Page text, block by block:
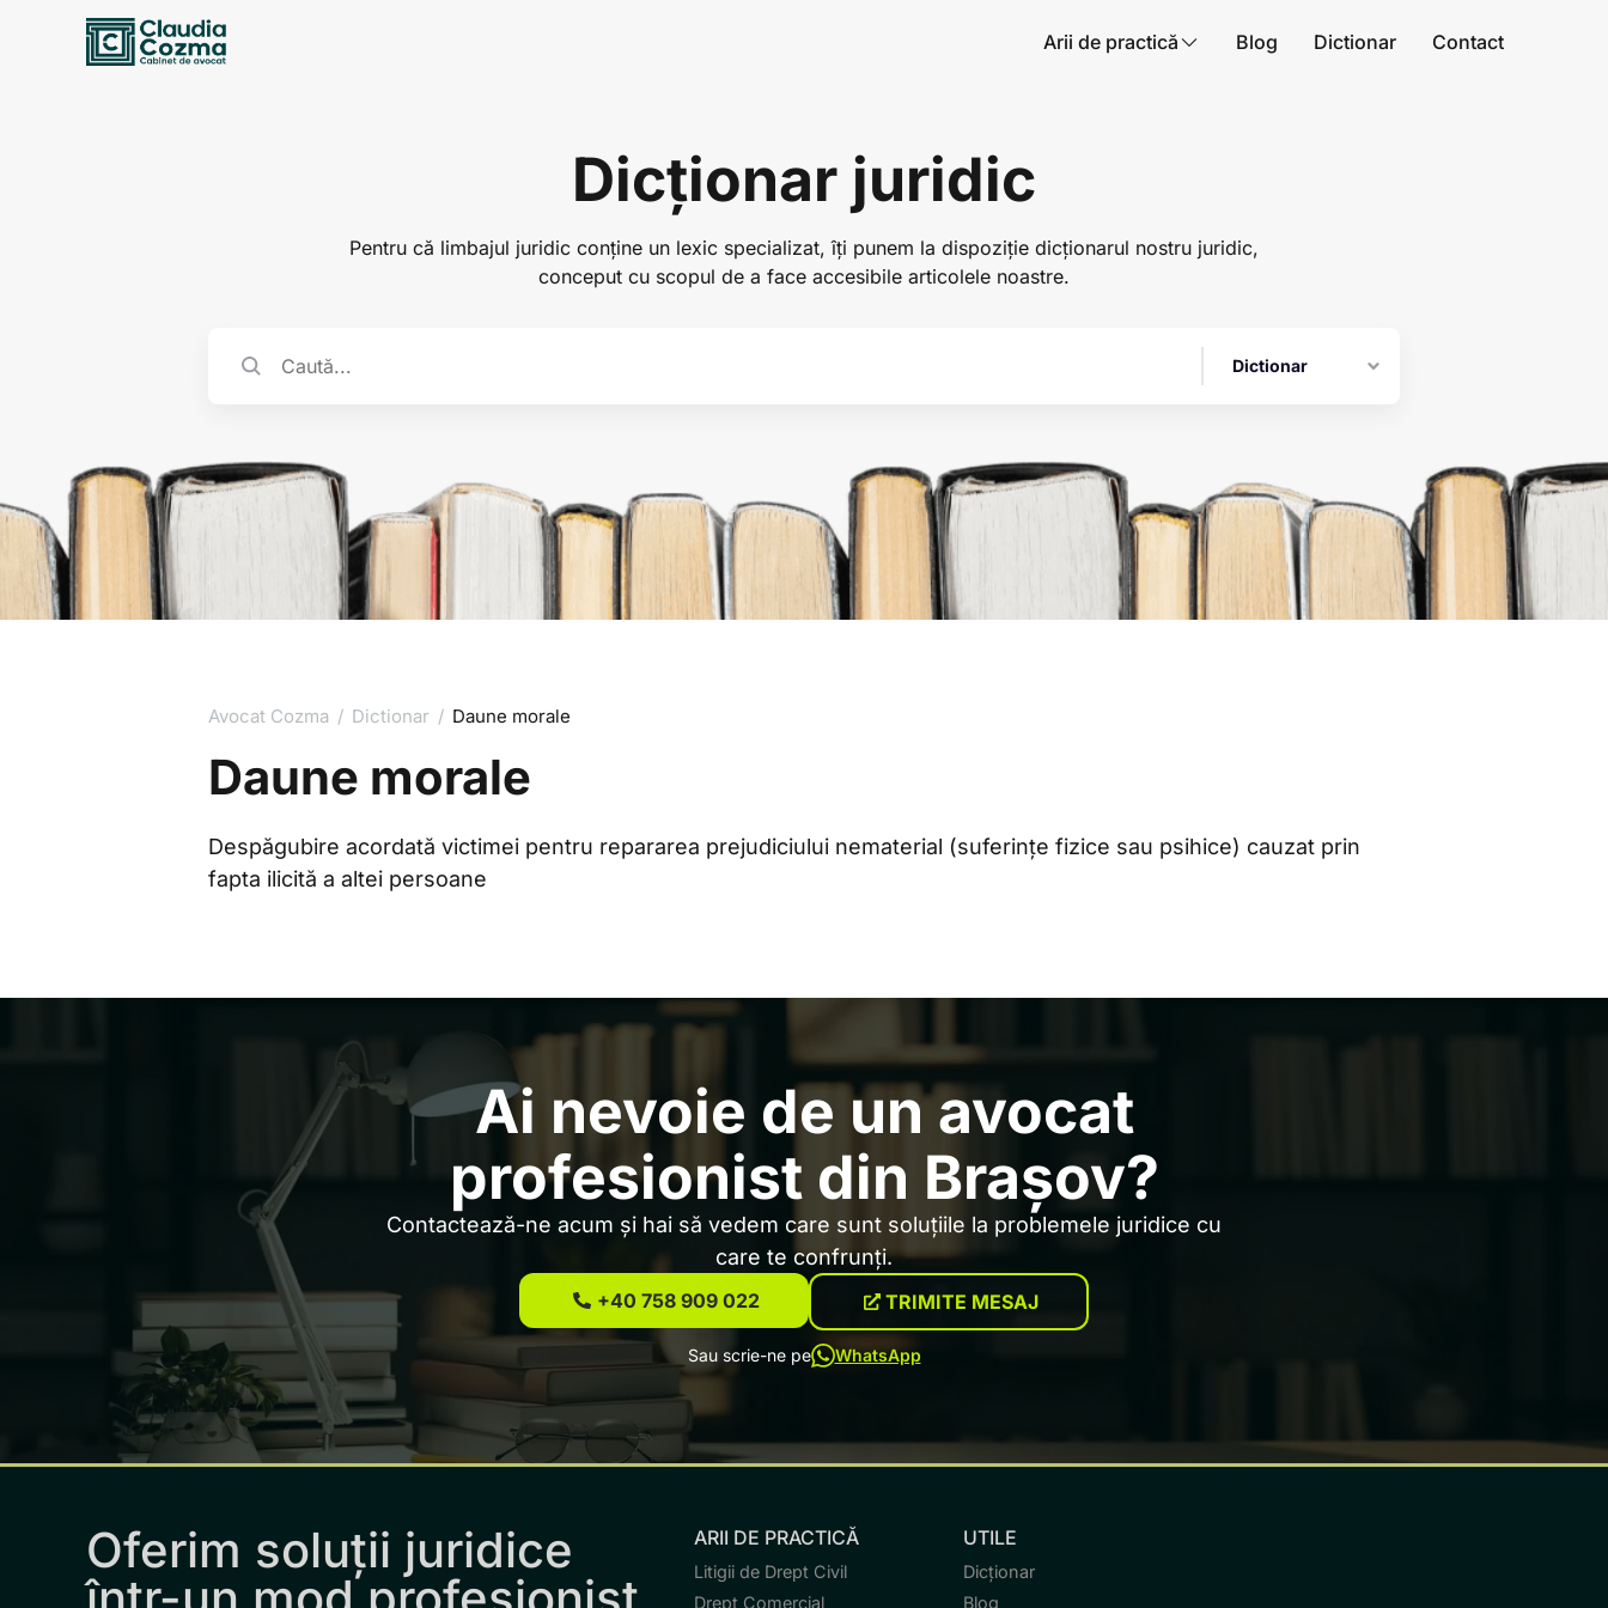
Arii de practică Blog Dictionar Contact
Dicționar juridic
Pentru că limbajul juridic conține un lexic specializat, îți punem la dispoziție dicționarul nostru juridic,
conceput cu scopul de a face accesibile articolele noastre.
Dictionar
Avocat Cozma / Dictionar / Daune morale
Daune morale
Despăgubire acordată victimei pentru repararea prejudiciului nematerial (suferințe fizice sau psihice) cauzat prin
fapta ilicită a altei persoane
Ai nevoie de un avocat
profesionist din Brașov?
Contactează-ne acum și hai să vedem care sunt soluțiile la problemele juridice cu
care te confrunți.
+40 758 909 022 TRIMITE MESAJ
Sau scrie-ne pe WhatsApp
Oferim soluții juridice
ARII DE PRACTICĂ
Litigii de Drept Civil
Drept Comercial
UTILE
Dicționar
Blog